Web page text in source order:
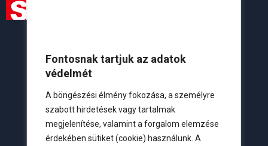
Fontosnak tartjuk az adatok
védelmét
A böngészési élmény fokozása, a személyre
szabott hirdetések vagy tartalmak
megjelenítése, valamint a forgalom elemzése
érdekében sütiket (cookie) használunk. A
Lakossági:+36 20 261 0251
Viszonteladói:
info@tisztaenergiak.hu